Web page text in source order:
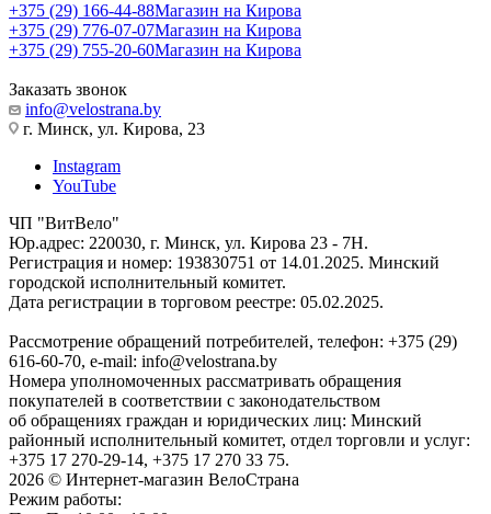
+375 (29) 166-44-88Магазин на Кирова
+375 (29) 776-07-07Магазин на Кирова
+375 (29) 755-20-60Магазин на Кирова
Заказать звонок
info@velostrana.by
г. Минск, ул. Кирова, 23
Instagram
YouTube
ЧП "ВитВело"
Юр.адрес: 220030, г. Минск, ул. Кирова 23 - 7Н.
Регистрация и номер: 193830751 от 14.01.2025. Минский
городской исполнительный комитет.
Дата регистрации в торговом реестре: 05.02.2025.
Рассмотрение обращений потребителей, телефон: +375 (29)
616-60-70, e-mail: info@velostrana.by
Номера уполномоченных рассматривать обращения
покупателей в соответствии с законодательством
об обращениях граждан и юридических лиц: Минский
районный исполнительный комитет, отдел торговли и услуг:
+375 17 270-29-14, +375 17 270 33 75.
2026 © Интернет-магазин ВелоСтрана
Режим работы: